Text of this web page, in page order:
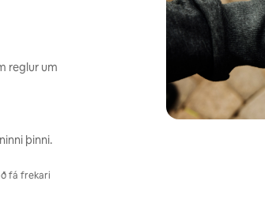
reglur um
þinni.
fá frekari